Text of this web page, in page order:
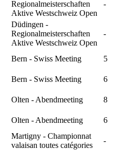
Regionalmeisterschaften
Aktive Westschweiz Open
-
Düdingen -
Regionalmeisterschaften
Aktive Westschweiz Open
-
Bern - Swiss Meeting 5
Bern - Swiss Meeting 6
Olten - Abendmeeting 8
Olten - Abendmeeting 6
Martigny - Championnat
valaisan toutes catégories
-